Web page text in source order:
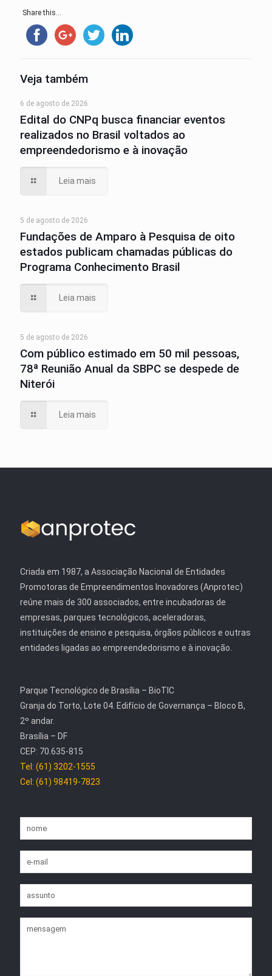
Share this...
Veja também
6 de agosto de 2026
Edital do CNPq busca financiar eventos
realizados no Brasil voltados ao
empreendedorismo e à inovação
Leia mais
5 de agosto de 2026
Fundações de Amparo à Pesquisa de oito
estados publicam chamadas públicas do
Programa Conhecimento Brasil
Leia mais
5 de agosto de 2026
Com público estimado em 50 mil pessoas,
78ª Reunião Anual da SBPC se despede de
Niterói
Leia mais
Criada em 1987, a Associação Nacional de Entidades
Promotoras de Empreendimentos Inovadores (Anprotec)
reúne mais de 300 associados, entre incubadoras de
empresas, parques tecnológicos, aceleradoras,
instituições de ensino e pesquisa, órgãos públicos e outras
entidades ligadas ao empreendedorismo e à inovação.
Parque Tecnológico de Brasília – BioTIC
Granja do Torto, Lote 04. Edifício de Governança – Bloco B,
2º andar.
Brasília – DF
CEP: 70.635-815
Tel: (61) 3202-1555
Cel: (61) 98419-7823